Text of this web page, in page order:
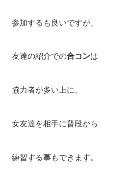
参加するも良いですが、
友達の紹介での合コンは
協力者が多い上に、
女友達を相手に普段から
練習する事もできます。